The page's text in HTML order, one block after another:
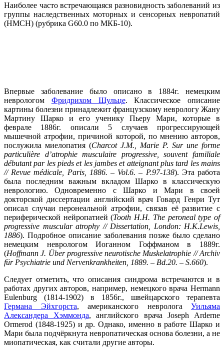
Наиболее часто встречающаяся разновидность заболеваний из
группы наследственных моторных и сенсорных невропатий
(НМСН) (рубрика G60.0 по МКБ-10).
Впервые заболевание было описано в 1884г. немецким
неврологом Фридрихом Шульце. Классическое описание
картины болезни принадлежит французскому неврологу Жану
Мартину Шарко и его ученику Пьеру Мари, которые в
феврале 1886г. описали 5 случаев прогрессирующей
мышечной атрофии, причиной которой, по мнению авторов,
послужила миелопатия (Charcot J.M., Marie P. Sur une forme
particulière d’atrophie musculaire progressive, souvent familiale
débutant par les pieds et les jambes et atteignant plus tard les mains
// Revue médicale, Paris, 1886. – Vol.6. – P.97-138). Эта работа
была последним важным вкладом Шарко в классическую
неврологию. Одновременно с Шарко и Мари в своей
докторской диссертации английский врач Говард Генри Тут
описал случаи перонеальной атрофии, связав её развитие с
периферической нейропатией (Tooth H.H. The peroneal type of
progressive muscular atrophy // Dissertation London: H.K.Lewis
1886). Подробное описание заболевания позже было сделано
немецким неврологом Иоганном Гоффманом в 1889г.
(Hoffmann J. Über progressive neurotische Muskelatrophie // Archiv
für Psychiatrie und Nervenkrankheiten, 1889. – Bd.20. – S.660).
Следует отметить, что описания синдрома встречаются и в
работах других авторов, например, немецкого врача Hermann
Eulenburg (1814-1902) в 1856г., швейцарского терапевта
Германа Эйхгорста, американского невролога Уильяма
Александера Хэммонда, английского врача Joseph Arderne
Ormerod (1848-1925) и др. Однако, именно в работе Шарко и
Мари была подчёркнута невропатическая основа болезни, а не
миопатическая, как считали другие авторы.